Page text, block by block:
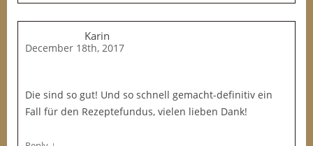
Karin
December 18th, 2017
Die sind so gut! Und so schnell gemacht-definitiv ein
Fall für den Rezeptefundus, vielen lieben Dank!